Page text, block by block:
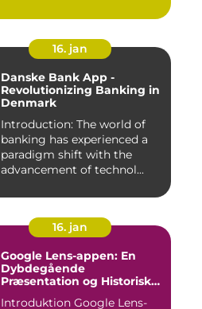
16. jan
Danske Bank App -
Revolutionizing Banking in
Denmark
Introduction: The world of
banking has experienced a
paradigm shift with the
advancement of technol...
16. jan
Google Lens-appen: En
Dybdegående
Præsentation og Historisk
Introduktion Google Lens-